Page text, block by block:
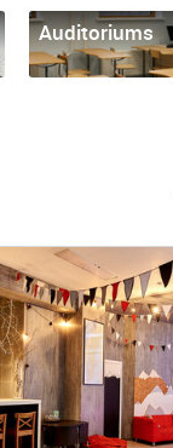
Auditoriums